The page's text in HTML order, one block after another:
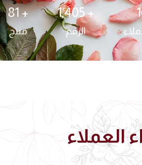
الرقم
+
1,405
منتج
+
81
العملاء